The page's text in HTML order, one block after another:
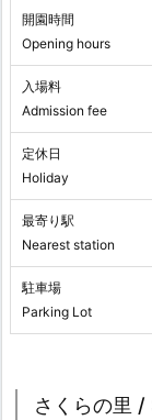
開園時間
Opening hours
入場料
Admission fee
定休日
Holiday
最寄り駅
Nearest station
駐車場
Parking Lot
さくらの里